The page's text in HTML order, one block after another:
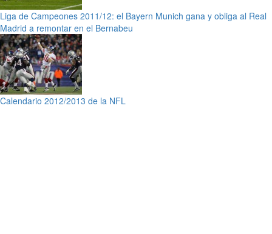
Liga de Campeones 2011/12: el Bayern Munich gana y obliga al Real
Madrid a remontar en el Bernabeu
Calendario 2012/2013 de la NFL